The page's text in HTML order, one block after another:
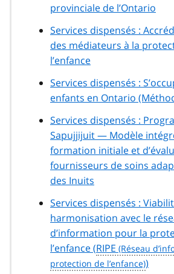
provinciale de l’Ontario
Services dispensés :
des médiateurs à la
l’enfance
Services dispensés :
enfants en Ontario
Services dispensés :
Sapujjijuit — Modèle
formation initiale et
fournisseurs de soins
des Inuits
Services dispensés :
harmonisation avec le
d’information pour la
l’enfance (RIPE
)